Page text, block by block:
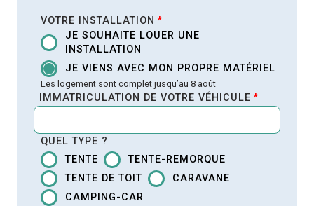
VOTRE INSTALLATION *
JE SOUHAITE LOUER UNE
INSTALLATION
JE VIENS AVEC MON PROPRE MATÉRIEL
Les logement sont complet jusqu’au 8 août
IMMATRICULATION DE VOTRE VÉHICULE *
QUEL TYPE ?
TENTE
TENTE-REMORQUE
TENTE DE TOIT
CARAVANE
CAMPING-CAR